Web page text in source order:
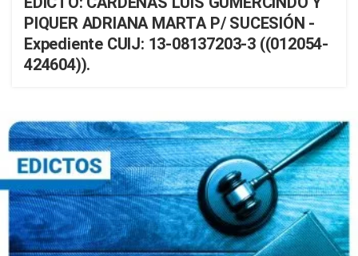
PIQUER ADRIANA MARTA P/ SUCESIÓN -
Expediente CUIJ: 13-08137203-3 ((012054-
424604)).